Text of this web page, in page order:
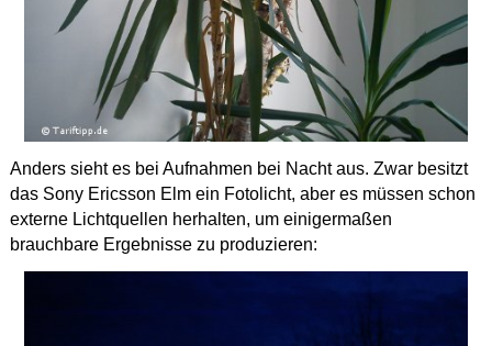
Anders sieht es bei Aufnahmen bei Nacht aus. Zwar besitzt
das Sony Ericsson Elm ein Fotolicht, aber es müssen schon
externe Lichtquellen herhalten, um einigermaßen
brauchbare Ergebnisse zu produzieren: